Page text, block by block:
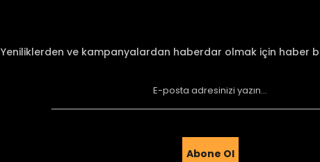
Yeniliklerden ve kampanyalardan haberdar olmak için haber
Abone Ol